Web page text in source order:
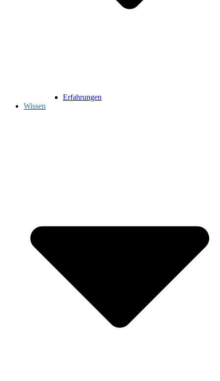
Erfahrungen
Wissen